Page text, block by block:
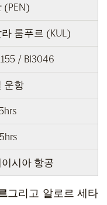
(PEN)
룸푸르 (KUL)
/ BI3046
운항
시아 항공
그리고 알로르 세타